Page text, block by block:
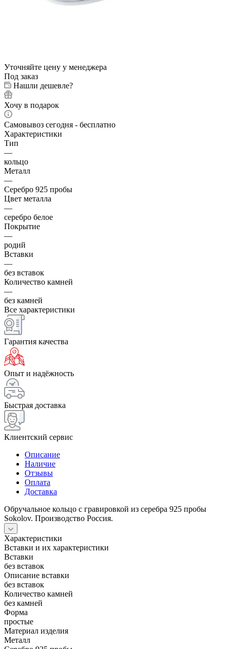
Уточняйте цену у менеджера
Под заказ
Нашли дешевле?
Хочу в подарок
Самовывоз сегодня - бесплатно
Характеристики
Тип
—
кольцо
Металл
—
Серебро 925 пробы
Цвет металла
—
серебро белое
Покрытие
—
родий
Вставки
—
без вставок
Количество камней
—
без камней
Все характеристики
Гарантия качества
Опыт и надёжность
Быстрая доставка
Клиентский сервис
Описание
Наличие
Отзывы
Оплата
Доставка
Обручальное кольцо с гравировкой из серебра 925 пробы
Sokolov. Производство Россия.
Характеристики
Вставки и их характеристики
Вставки
без вставок
Описание вставки
без вставок
Количество камней
без камней
Форма
простые
Материал изделия
Металл